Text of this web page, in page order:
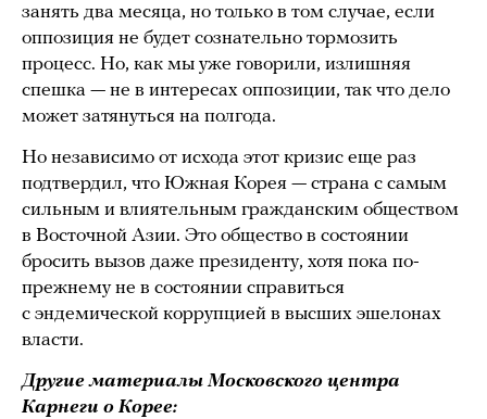
занять два месяца, но только в том случае, если
оппозиция не будет сознательно тормозить
процесс. Но, как мы уже говорили, излишняя
спешка — не в интересах оппозиции, так что дело
может затянуться на полгода.
Но независимо от исхода этот кризис еще раз
подтвердил, что Южная Корея — страна с самым
сильным и влиятельным гражданским обществом
в Восточной Азии. Это общество в состоянии
бросить вызов даже президенту, хотя пока по-
прежнему не в состоянии справиться
с эндемической коррупцией в высших эшелонах
власти.
Другие материалы Московского центра
Карнеги о Корее: